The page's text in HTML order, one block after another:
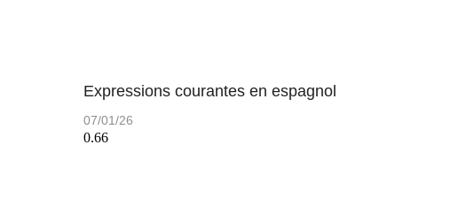
Expressions courantes en espagnol
07/01/26